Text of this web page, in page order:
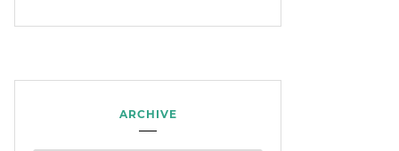
ARCHIVE